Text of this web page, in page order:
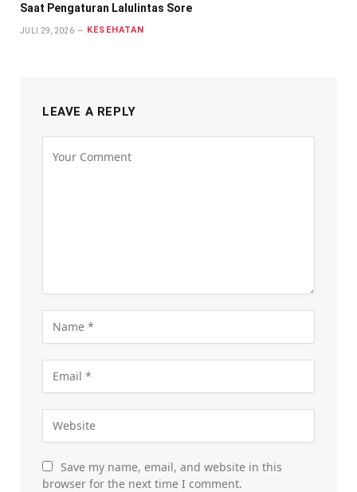
Saat Pengaturan Lalulintas Sore
JULI 29, 2026 KESEHATAN
LEAVE A REPLY
Save my name, email, and website in this
browser for the next time I comment.